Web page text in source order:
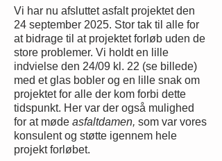
Vi har nu afsluttet asfalt projektet den
24 september 2025. Stor tak til alle for
at bidrage til at projektet forløb uden de
store problemer. Vi holdt en lille
indvielse den 24/09 kl. 22 (se billede)
med et glas bobler og en lille snak om
projektet for alle der kom forbi dette
tidspunkt. Her var der også mulighed
for at møde asfaltdamen, som var vores
konsulent og støtte igennem hele
projekt forløbet.